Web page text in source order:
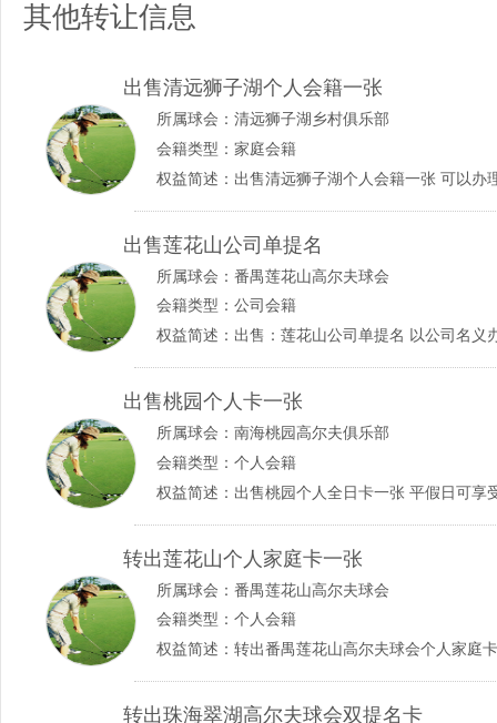
其他转让信息
出售清远狮子湖个人会籍一张
所属球会： 清远狮子湖乡村俱乐部
会籍类型：家庭会籍
出售莲花山公司单提名
所属球会： 番禺莲花山高尔夫球会
会籍类型：公司会籍
出售桃园个人卡一张
所属球会： 南海桃园高尔夫俱乐部
会籍类型：个人会籍
权益简述：出售桃园个人全日卡一张 平假日可享
转出莲花山个人家庭卡一张
所属球会： 番禺莲花山高尔夫球会
会籍类型：个人会籍
转出珠海翠湖高尔夫球会双提名卡